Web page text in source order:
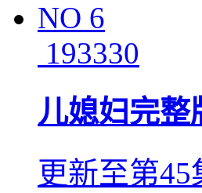
NO 6
193330
儿媳妇完整
更新至第45